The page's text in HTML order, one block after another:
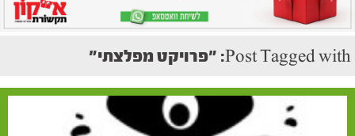
Post Tagged with: "פרויקט מפלצתי"